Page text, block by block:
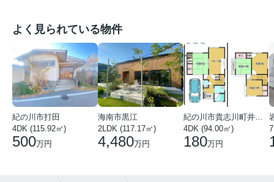
よく見られている物件
紀の川市打田
4DK (115.92㎡)
500万円
海南市黒江
2LDK (117.17㎡)
4,480万円
紀の川市貴志川町井ノ口
4DK (94.00㎡)
180万円